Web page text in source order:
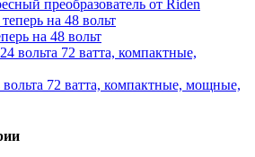
преобразователь от Riden
на 48 вольт
72 ватта, компактные, мощные,